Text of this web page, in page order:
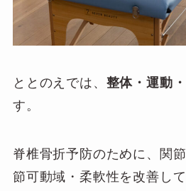
ととのえでは、 整体・運動
す。
脊椎骨折予防のために、関
節可動域・柔軟性を改善し